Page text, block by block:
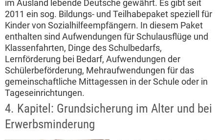
im Ausland lebende Deutsche gewährt. Es gibt seit
2011 ein sog. Bildungs- und Teilhabepaket speziell für
Kinder von Sozialhilfeempfängern. In diesem Paket
enthalten sind Aufwendungen für Schulausflüge und
Klassenfahrten, Dinge des Schulbedarfs,
Lernförderung bei Bedarf, Aufwendungen der
Schülerbeförderung, Mehraufwendungen für das
gemeinschaftliche Mittagessen in der Schule oder in
Tageseinrichtungen.
4. Kapitel: Grundsicherung im Alter und bei
Erwerbsminderung